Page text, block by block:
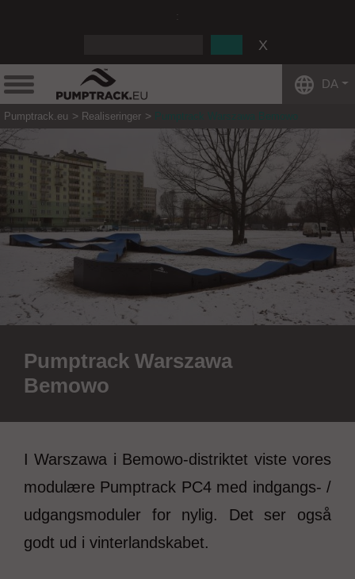
DA
Pumptrack.eu Realiseringer Pumptrack Warszawa Bemowo
Pumptrack Warszawa
Bemowo
I Warszawa i Bemowo-distriktet viste vores
modulære Pumptrack PC4 med indgangs- /
udgangsmoduler for nylig. Det ser også
godt ud i vinterlandskabet.